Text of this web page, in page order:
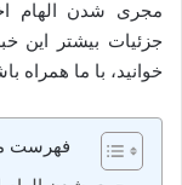
مجری شدن الهام
جزئیات بیشتر این
خوانید، با ما همراه
فهرست